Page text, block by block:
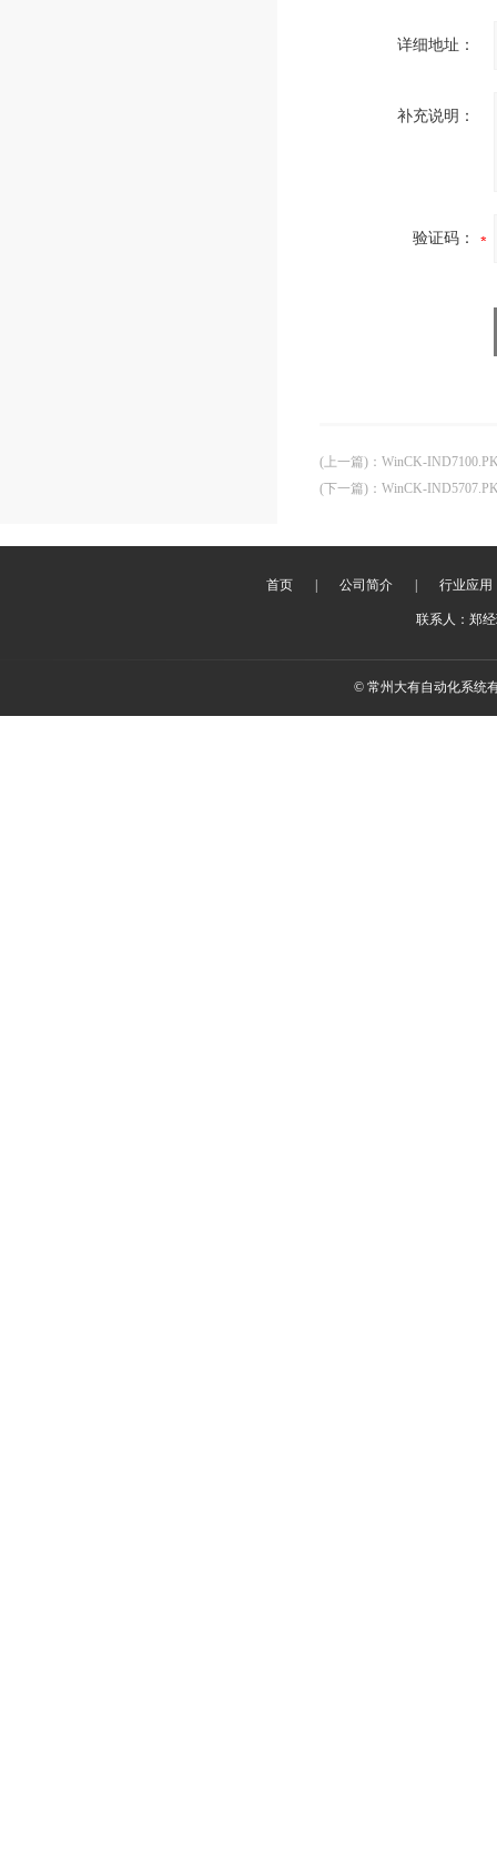
详细地址：
补充说明：
验证码：
(上一篇) ： WinCK-
(下一篇) ： WinCK-
首页 公司简介 行业应用
联系人：郑
© 常州大有自动化系统